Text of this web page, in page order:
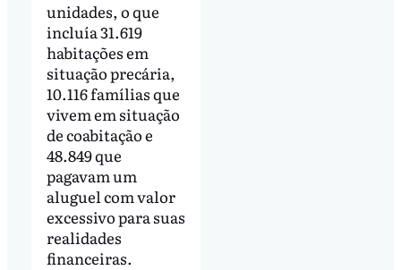
unidades, o que
incluía 31.619
habitações em
situação precária,
10.116 famílias que
vivem em situação
de coabitação e
48.849 que
pagavam um
aluguel com valor
excessivo para suas
realidades
financeiras.